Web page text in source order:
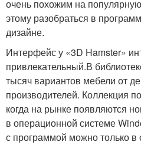
очень похожим на
этому разобраться в
дизайне.
Интерфейс у «3D Hamster»
привлекательный.В
тысяч вариантов мебели от
производителей. Коллекция
когда на рынке появляются
в операционной системе
с программой можно только в